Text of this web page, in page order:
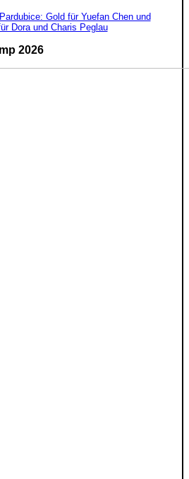
Gold für Yuefan Chen und
Dora und Charis Peglau
2026